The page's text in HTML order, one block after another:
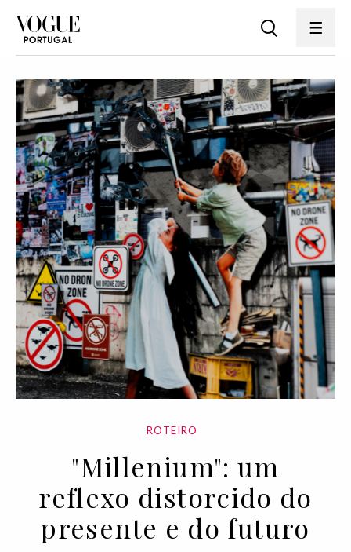
ROTEIRO
"Millenium": um
reflexo distorcido do
presente e do futuro